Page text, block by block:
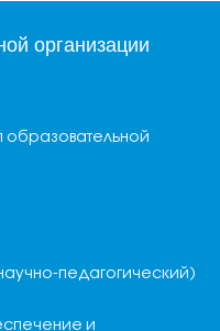
организации
образовательной
педагогический)
и